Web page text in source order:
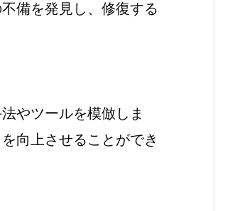
備を発見し、修復する
やツールを模倣しま
向上させることができ